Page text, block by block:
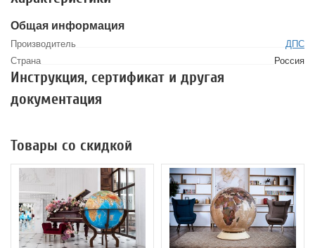
Общая информация
Производитель
ДПС
Страна
Россия
Инструкция, сертификат и другая
документация
Товары со скидкой